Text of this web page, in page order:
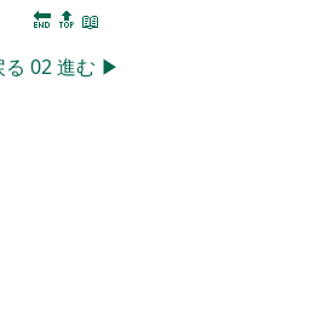
🔚 🔝 📖
る 02進む ▶